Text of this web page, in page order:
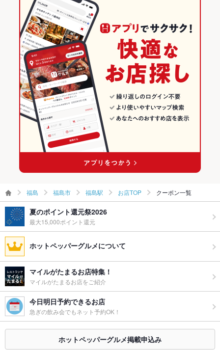
福島駅 × 和風
焼き鳥・鶏料理
福島市 × 和食
福島市 × 焼き鳥・鶏料理
福島駅 × 和食
福島駅 × 焼き鳥・鶏料理
福島駅 × 焼き鳥・鶏料理
福島 × 居酒屋
福島 × 和風
福島 × 和食
福島 × 焼き鳥・鶏料理
しゃぶしゃぶ すき焼き うどん
炭火焼き鳥 レバー つくね
炭火焼 牛タン デザート 馬肉
福島の居酒屋ランキング
福島市のグルメランキング
福島市の居酒屋ランキング
福島駅のグルメランキング
福島駅の居酒屋ランキング
福島 福島市 福島駅 お店TOP クーポン一覧
夏のポイント還元祭2026
最大15,000ポイント還元
ホットペッパーグルメについて
マイルがたまるお店特集！
マイルがたまるお店をご紹介
今日明日予約できるお店
急ぎの飲み会でもネット予約OK！
ホットペッパーグルメ掲載申込み